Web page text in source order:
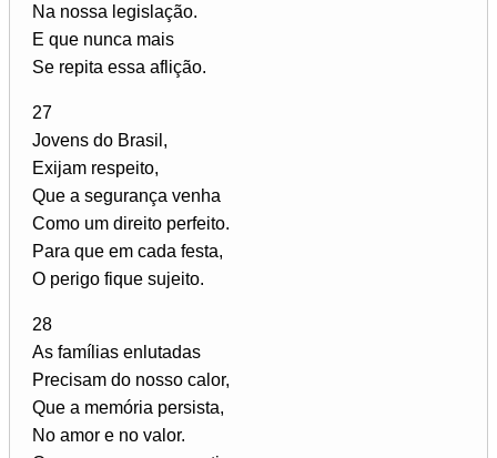
Na nossa legislação.
E que nunca mais
Se repita essa aflição.
27
Jovens do Brasil,
Exijam respeito,
Que a segurança venha
Como um direito perfeito.
Para que em cada festa,
O perigo fique sujeito.
28
As famílias enlutadas
Precisam do nosso calor,
Que a memória persista,
No amor e no valor.